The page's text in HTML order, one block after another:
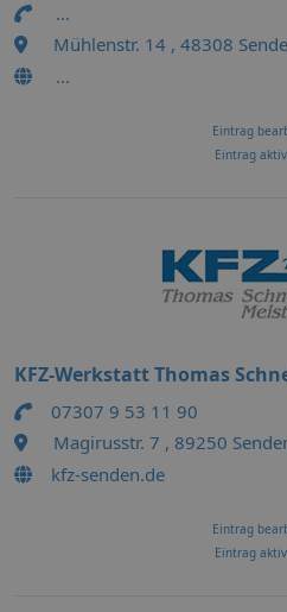
...
Mühlenstr. 14 , 48308
...
Eintrag
Eintrag
KFZ-Werkstatt Thomas
07307 9 53 11 90
Magirusstr. 7 , 89250
kfz-senden.de
Eintrag
Eintrag